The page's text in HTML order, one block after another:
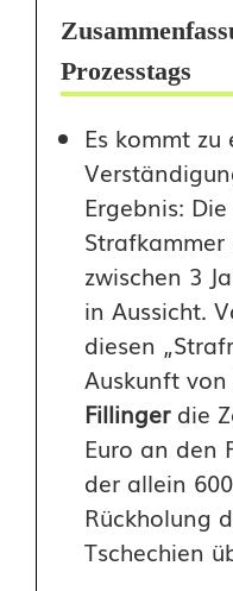
Prozesstags
Es kommt zu
Ergebnis:
zwischen 3
in Aussicht.
diesen
Auskunft
Fillinger die
Euro an den
der allein
Rückholung
Tschechien